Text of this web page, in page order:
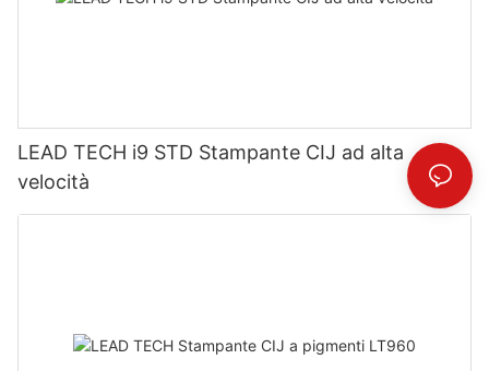
LEAD TECH i9 STD Stampante CIJ ad alta
velocità